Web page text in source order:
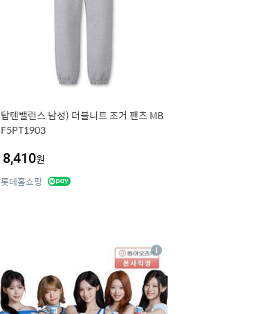
탑텐밸런스 남성) 더블니트 조거 팬츠 MB
F5PT1903
8,410원
롯데홈쇼핑
상
세